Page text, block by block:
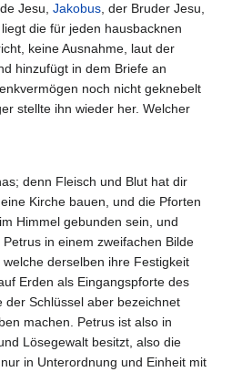
Jesu, Jakobus, der Bruder Jesu,
die für jeden hausbacknen
keine Ausnahme, laut der
hinzufügt in dem Briefe an
noch nicht geknebelt
stellte ihn wieder her. Welcher
denn Fleisch und Blut hat dir
Kirche bauen, und die Pforten
Himmel gebunden sein, und
in einem zweifachen Bilde
derselben ihre Festigkeit
Erden als Eingangspforte des
der Schlüssel aber bezeichnet
machen. Petrus ist also in
Lösegewalt besitzt, also die
in Unterordnung und Einheit mit